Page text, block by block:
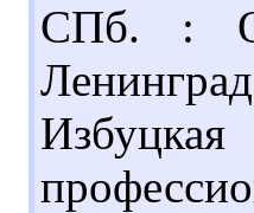
СПб. :